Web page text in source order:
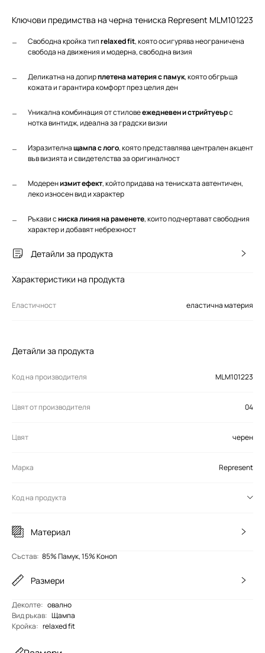
Ключови предимства на черна тениска Represent MLM101223
Свободна кройка типrelaxed fit, която осигурява неограничена
свобода на движения и модерна, свободна визия
Деликатна на допирплетена материя с памук, която обгръща
кожата и гарантира комфорт през целия ден
Уникална комбинация от стиловеежедневен и стрийтуеърс
нотка винтидж, идеална за градски визии
Изразителнащампа с лого, която представлява централен акцент
във визията и свидетелства за оригиналност
Модеренизмит ефект, който придава на тениската автентичен,
леко износен вид и характер
Ръкави сниска линия на раменете, които подчертават свободния
характер и добавят небрежност
Детайли за продукта
Характеристики на продукта
Еластичност еластична материя
Детайли за продукта
Код на производителя MLM101223
Цвят от производителя 04
Цвят черен
Марка Represent
Код на продукта
Материал
Състав: 85% Памук, 15% Коноп
Размери
Деколте: овално
Вид ръкав: Щампа
Кройка: relaxed fit